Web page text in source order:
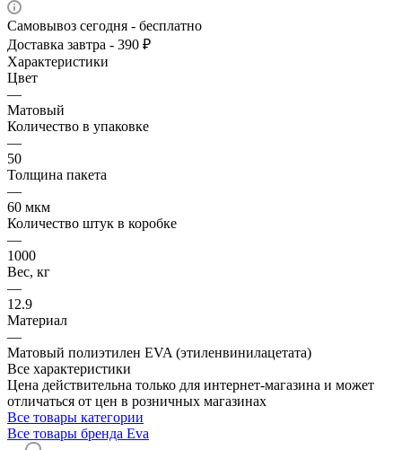
Самовывоз сегодня - бесплатно
Доставка завтра - 390 ₽
Характеристики
Цвет
—
Матовый
Количество в упаковке
—
50
Толщина пакета
—
60 мкм
Количество штук в коробке
—
1000
Вес, кг
—
12.9
Материал
—
Матовый полиэтилен EVA (этиленвинилацетата)
Все характеристики
Цена действительна только для интернет-магазина и может
отличаться от цен в розничных магазинах
Все товары категории
Все товары бренда Eva